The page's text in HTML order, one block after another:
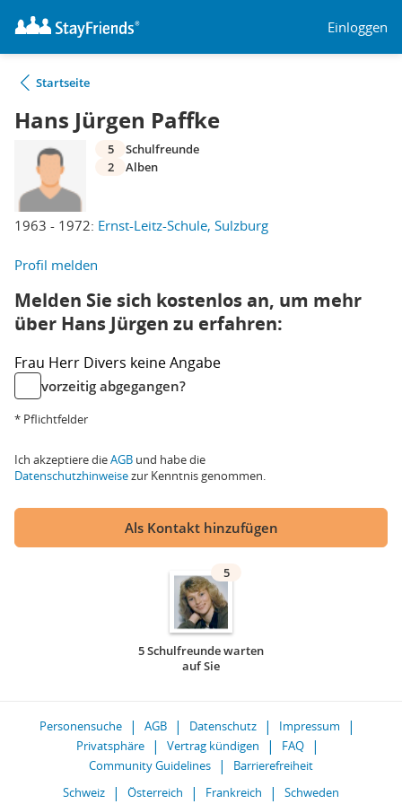
Einloggen
Startseite
Hans Jürgen Paffke
1963 - 1972: Ernst-Leitz-Schule, Sulzburg
5
Schulfreunde
2
Alben
Profil melden
Melden Sie sich kostenlos an, um mehr
über Hans Jürgen zu erfahren:
Frau Herr Divers keine Angabe
vorzeitig abgegangen?
* Pflichtfelder
Ich akzeptiere dieAGB und habe die
Datenschutzhinweisezur Kenntnis genommen.
Als Kontakt hinzufügen
5
5 Schulfreunde warten
auf Sie
Personensuche AGB Datenschutz
Impressum
Privatsphäre
Vertrag kündigen
FAQ
Community Guidelines
Barrierefreiheit
Schweiz
Österreich Frankreich Schweden